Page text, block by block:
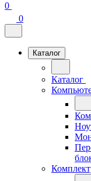
0
0
Каталог
Каталог